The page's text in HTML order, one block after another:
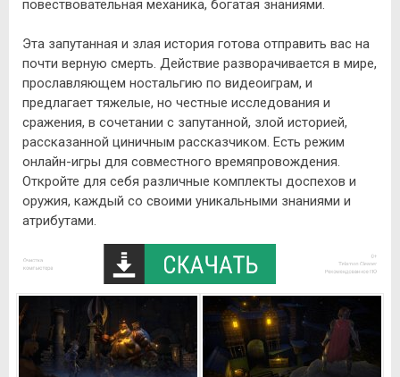
повествовательная механика, богатая знаниями.
Эта запутанная и злая история готова отправить вас на
почти верную смерть. Действие разворачивается в мире,
прославляющем ностальгию по видеоиграм, и
предлагает тяжелые, но честные исследования и
сражения, в сочетании с запутанной, злой историей,
рассказанной циничным рассказчиком. Есть режим
онлайн-игры для совместного времяпровождения.
Откройте для себя различные комплекты доспехов и
оружия, каждый со своими уникальными знаниями и
атрибутами.